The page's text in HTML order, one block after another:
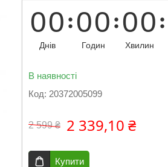
00
Днів
00
Годин
00
Хвилин
В наявності
Код: 20372005099
2 599 ₴ 2 339,10 ₴
Купити